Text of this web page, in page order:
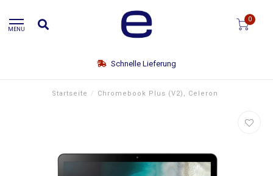
MENU
0
Schnelle Lieferung
Startseite / Chromebook Plus (V2), Celeron